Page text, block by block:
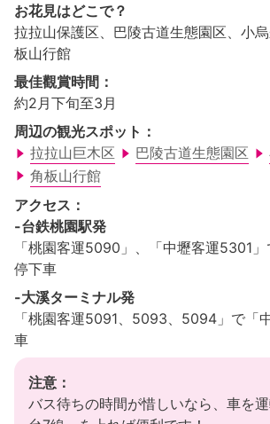
お花見はどこで？
拉拉山保護区、巴陵古道生態園区、小
板山行館
最佳觀賞時間：
約2月下旬至3月
周辺の観光スポット：
拉拉山巨木区
巴陵古道生態園区
角板山行館
アクセス：
-台鉄桃園駅発
「桃園客運5090」、「中壢客運5301
停下車
-大溪ターミナル発
「桃園客運5091、5093、5094」で「
車
注意：
バス待ちの時間が惜しいなら、車を
チャットでお問い